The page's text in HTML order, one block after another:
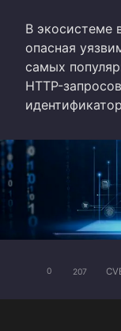
В экосистеме
опасная
самых
HTTP-
0 207